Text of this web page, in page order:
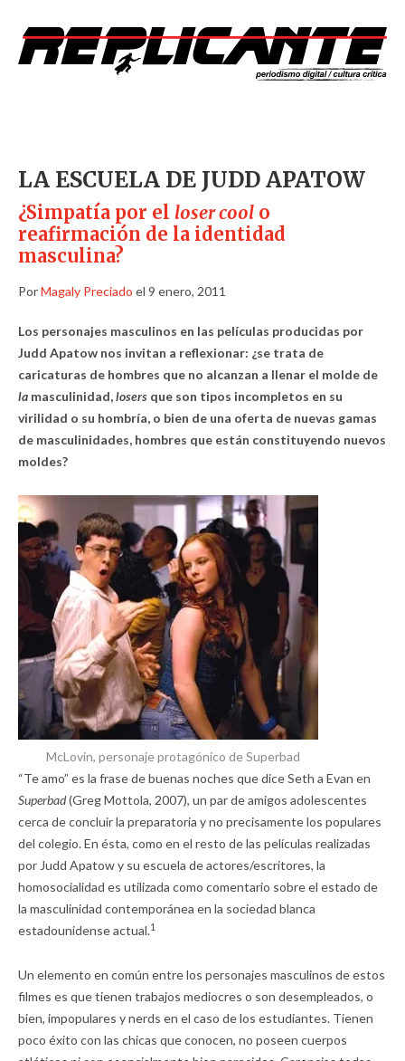
LA ESCUELA DE JUDD APATOW
¿Simpatía por el loser cool o
reafirmación de la identidad
masculina?
PorMagaly Preciado el 9 enero, 2011
Los personajes masculinos en las películas producidas por
Judd Apatow nos invitan a reflexionar: ¿se trata de
caricaturas de hombres que no alcanzan a llenar el molde de
la masculinidad,losers que son tipos incompletos en su
virilidad o su hombría, o bien de una oferta de nuevas gamas
de masculinidades, hombres que están constituyendo nuevos
moldes?
McLovin, personaje protagónico de Superbad
“Te amo” es la frase de buenas noches que dice Seth a Evan en
Superbad(Greg Mottola, 2007), un par de amigos adolescentes
cerca de concluir la preparatoria y no precisamente los populares
del colegio. En ésta, como en el resto de las películas realizadas
por Judd Apatow y su escuela de actores/escritores, la
homosocialidad es utilizada como comentario sobre el estado de
la masculinidad contemporánea en la sociedad blanca
estadounidense actual.1
Un elemento en común entre los personajes masculinos de estos
filmes es que tienen trabajos mediocres o son desempleados, o
bien, impopulares y nerds en el caso de los estudiantes. Tienen
poco éxito con las chicas que conocen, no poseen cuerpos